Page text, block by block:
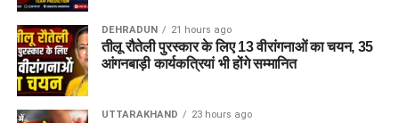
DEHRADUN 21 hours ago
तीलू रौतेली पुरस्कार के लिए 13 वीरांगनाओं का चयन, 35
आंगनबाड़ी कार्यकत्रियां भी होंगे सम्मानित
UTTARAKHAND 23 hours ago